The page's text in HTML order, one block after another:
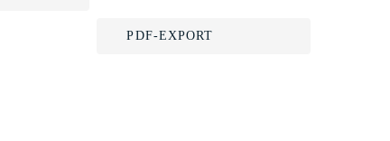
PDF-EXPORT